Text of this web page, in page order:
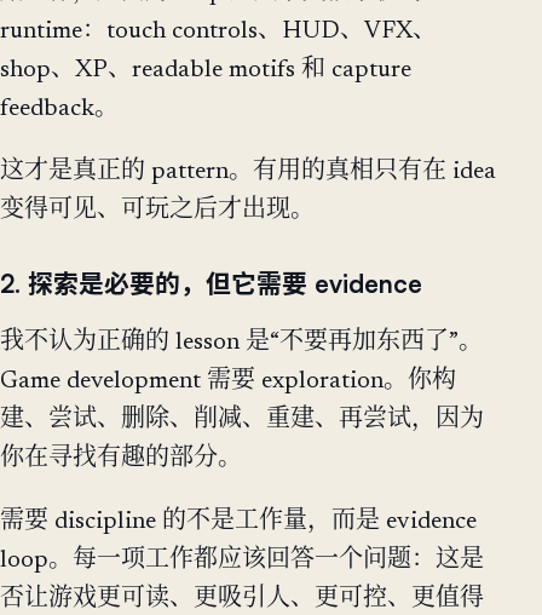
runtime：touch controls、HUD、VFX、
shop、XP、readable motifs 和 capture
feedback。
这才是真正的 pattern。有用的真相只有在 idea
变得可见、可玩之后才出现。
2. 探索是必要的，但它需要 evidence
我不认为正确的 lesson 是“不要再加东西了”。
Game development 需要 exploration。你构
建、尝试、删除、削减、重建、再尝试，因为
你在寻找有趣的部分。
需要 discipline 的不是工作量，而是 evidence
loop。每一项工作都应该回答一个问题：这是
否让游戏更可读、更吸引人、更可控、更值得